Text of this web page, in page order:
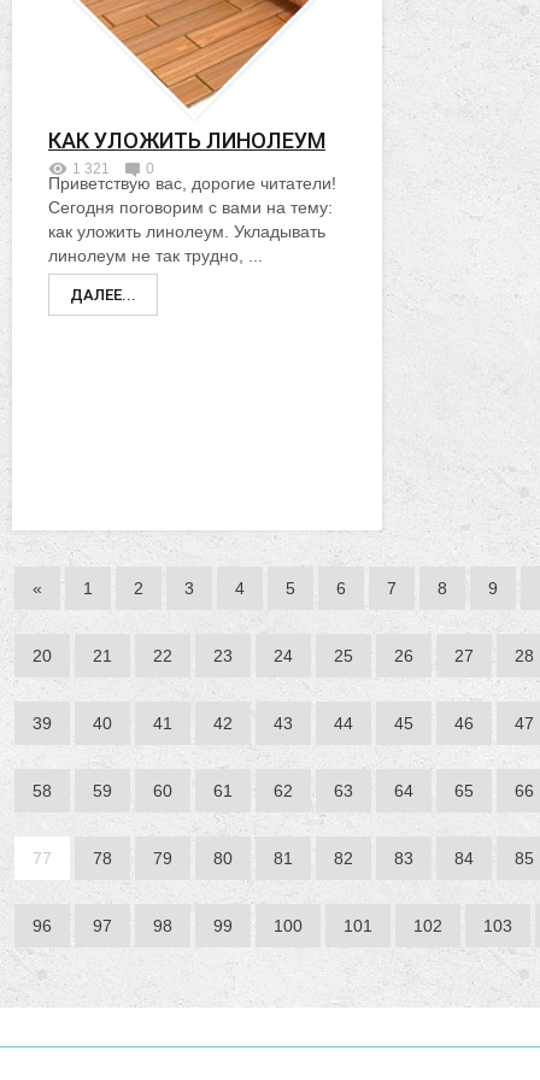
КАК УЛОЖИТЬ ЛИНОЛЕУМ
1 321 0
Приветствую вас, дорогие читатели!
Сегодня поговорим с вами на тему:
как уложить линолеум. Укладывать
линолеум не так трудно, ...
ДАЛЕЕ...
« 1 2 3 4 5 6 7 8 9
20 21 22 23 24 25 26 27 28
39 40 41 42 43 44 45 46 47
58 59 60 61 62 63 64 65 66
77 78 79 80 81 82 83 84 85
96 97 98 99 100 101 102 103